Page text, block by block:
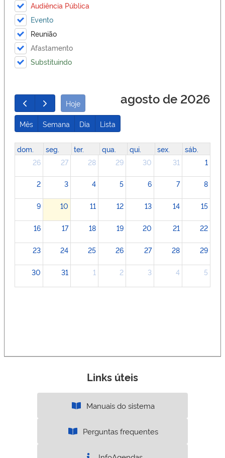
Audiência Pública
Evento
Reunião
Afastamento
Substituindo
Hoje agosto de 2026
Mês Semana Dia Lista
dom. seg. ter. qua. qui. sex.
sáb.
26
27 28 29 30 31 1
2 3 4 5 6 7 8
9 10 11 12 13 14 15
16 17 18 19 20 21 22
23 24 25 26 27 28 29
30 31 1 2 3 4 5
Links úteis
Manuais do sistema
Perguntas frequentes